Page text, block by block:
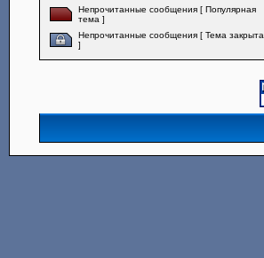
Непрочитанные сообщения [ Популярная
тема ]
Непрочитанные сообщения [ Тема закрыта
]